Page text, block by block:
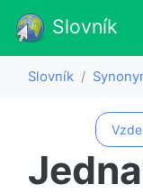
Slovník
Slovník